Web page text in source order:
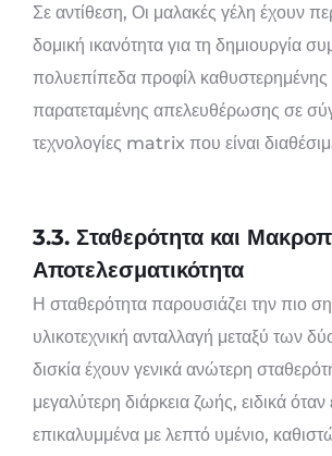
Σε αντίθεση, Οι μαλακές γέλη έχουν
δομική ικανότητα για τη δημιουργία
πολυεπίπεδα προφίλ καθυστερημένης
παρατεταμένης απελευθέρωσης σε
τεχνολογίες matrix που είναι
3.3. Σταθερότητα και
Αποτελεσματικότητα
Η σταθερότητα παρουσιάζει την πιο
υλικοτεχνική ανταλλαγή μεταξύ των
δισκία έχουν γενικά ανώτερη
μεγαλύτερη διάρκεια ζωής, ειδικά όταν
επικαλυμμένα με λεπτό υμένιο,